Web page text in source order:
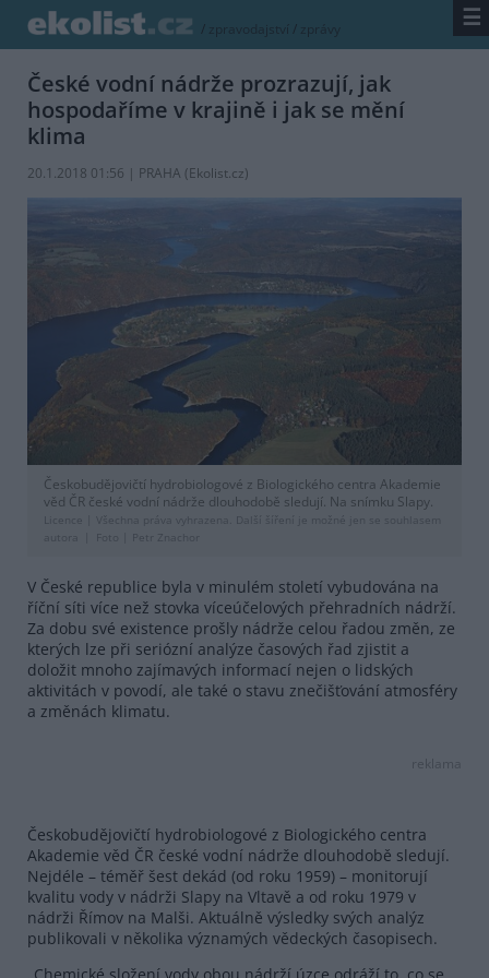
/ zpravodajství / zprávy ☰
České vodní nádrže prozrazují, jak
hospodaříme v krajině i jak se mění
klima
20.1.2018 01:56 | PRAHA (Ekolist.cz)
Českobudějovičtí hydrobiologové z Biologického centra Akademie
věd ČR české vodní nádrže dlouhodobě sledují. Na snímku Slapy.
Licence |
Všechna práva vyhrazena. Další šíření je možné jen se souhlasem
autora
Foto | Petr Znachor
V České republice byla v minulém století vybudována na
říční síti více než stovka víceúčelových přehradních nádrží.
Za dobu své existence prošly nádrže celou řadou změn, ze
kterých lze při seriózní analýze časových řad zjistit a
doložit mnoho zajímavých informací nejen o lidských
aktivitách v povodí, ale také o stavu znečišťování atmosféry
a změnách klimatu.
reklama
Českobudějovičtí hydrobiologové z Biologického centra
Akademie věd ČR české vodní nádrže dlouhodobě sledují.
Nejdéle – téměř šest dekád (od roku 1959) – monitorují
kvalitu vody v nádrži Slapy na Vltavě a od roku 1979 v
nádrži Římov na Malši. Aktuálně výsledky svých analýz
publikovali v několika významých vědeckých časopisech.